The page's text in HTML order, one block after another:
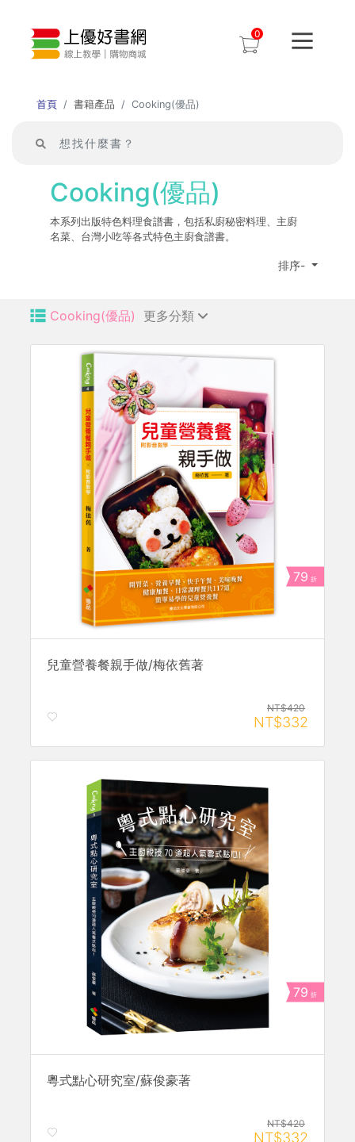
0
首頁 書籍產品 Cooking(優品)
Cooking(優品)
本系列出版特色料理食譜書，包括私廚秘密料理、主廚
名菜、台灣小吃等各式特色主廚食譜書。
排序-
Cooking(優品) 更多分類
79 折
兒童營養餐親手做/梅依舊著
NT$420
NT$332
79 折
粵式點心研究室/蘇俊豪著
NT$420
NT$332